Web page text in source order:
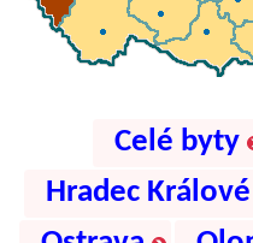
Celé byty
Hradec Králové